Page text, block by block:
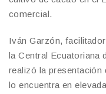
comercial.
Iván Garzón,
la Central Ecuatoriana
realizó la presentación
lo encuentra en